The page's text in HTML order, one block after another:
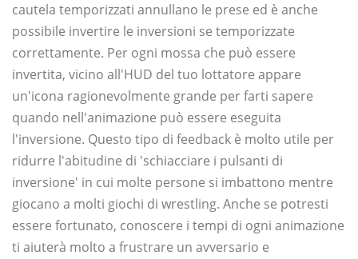
cautela temporizzati annullano le prese ed è anche
possibile invertire le inversioni se temporizzate
correttamente. Per ogni mossa che può essere
invertita, vicino all'HUD del tuo lottatore appare
un'icona ragionevolmente grande per farti sapere
quando nell'animazione può essere eseguita
l'inversione. Questo tipo di feedback è molto utile per
ridurre l'abitudine di 'schiacciare i pulsanti di
inversione' in cui molte persone si imbattono mentre
giocano a molti giochi di wrestling. Anche se potresti
essere fortunato, conoscere i tempi di ogni animazione
ti aiuterà molto a frustrare un avversario e